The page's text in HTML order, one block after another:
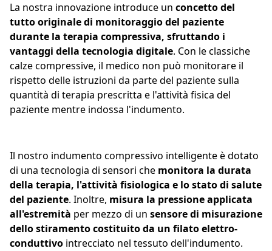
La nostra innovazione introduce un concetto del
tutto originale di monitoraggio del paziente
durante la terapia compressiva, sfruttando i
vantaggi della tecnologia digitale. Con le classiche
calze compressive, il medico non può monitorare il
rispetto delle istruzioni da parte del paziente sulla
quantità di terapia prescritta e l'attività fisica del
paziente mentre indossa l'indumento.
Il nostro indumento compressivo intelligente è dotato
di una tecnologia di sensori che monitora la durata
della terapia, l'attività fisiologica e lo stato di salute
del paziente. Inoltre, misura la pressione applicata
all'estremità per mezzo di un sensore di misurazione
dello stiramento costituito da un filatoelettro-
conduttivo intrecciato nel tessuto dell'indumento.